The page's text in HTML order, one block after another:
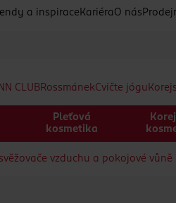
a inspirace Kariéra O nás
CLUBRossmánekCvičte jógu
Pleťová
kosmetika
vzduchu a pokojové vůně